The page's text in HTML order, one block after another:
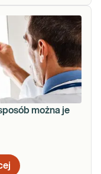
można je